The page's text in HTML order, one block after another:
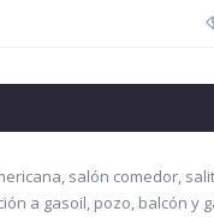
salón comedor,
a gasoil, pozo, balcón y